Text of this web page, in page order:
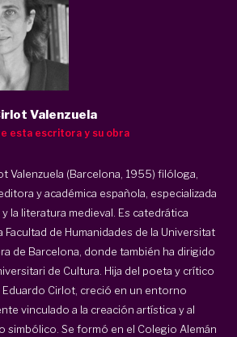
Valenzuela
esta escritora y su obra
Valenzuela (Barcelona, 1955) filóloga,
y académica española, especializada
la literatura medieval. Es catedrática
Facultad de Humanidades de la Universitat
de Barcelona, donde también ha dirigido
de Cultura. Hija del poeta y crítico
Eduardo Cirlot, creció en un entorno
vinculado a la creación artística y al
simbólico. Se formó en el Colegio Alemán